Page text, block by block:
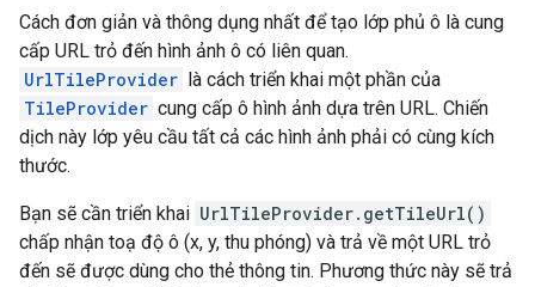
Cách đơn giản và thông dụng nhất để tạo lớp phủ ô là cung
cấp URL trỏ đến hình ảnh ô có liên quan.
UrlTileProvider
là cách triển khai một phần của
TileProvider cung cấp ô hình ảnh dựa trên URL. Chiến
dịch này lớp yêu cầu tất cả các hình ảnh phải có cùng kích
thước.
Bạn sẽ cần triển khai UrlTileProvider.getTileUrl()
chấp nhận toạ độ ô (x, y, thu phóng) và trả về một URL trỏ
đến sẽ được dùng cho thẻ thông tin. Phương thức này sẽ trả